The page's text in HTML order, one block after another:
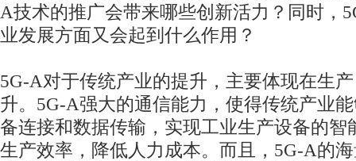
A技术的推广会带来哪些创新活力？同时，
业发展方面又会起到什么作用？
5G-A对于传统产业的提升，主要体现在生
升。5G-A强大的通信能力，使得传统产业
备连接和数据传输，实现工业生产设备的智
生产效率，降低人力成本。而且，5G-A的